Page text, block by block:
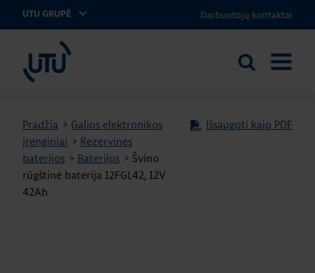
UTU GRUPĖ Darbuotojų kontaktai
UTU Lithuania
Ieškoti
Pradžia > Galios elektronikos
įrenginiai > Rezervinės
baterijos > Baterijos > Švino
rūgštinė baterija 12FGL42, 12V
42Ah
Išsaugoti kaip PDF